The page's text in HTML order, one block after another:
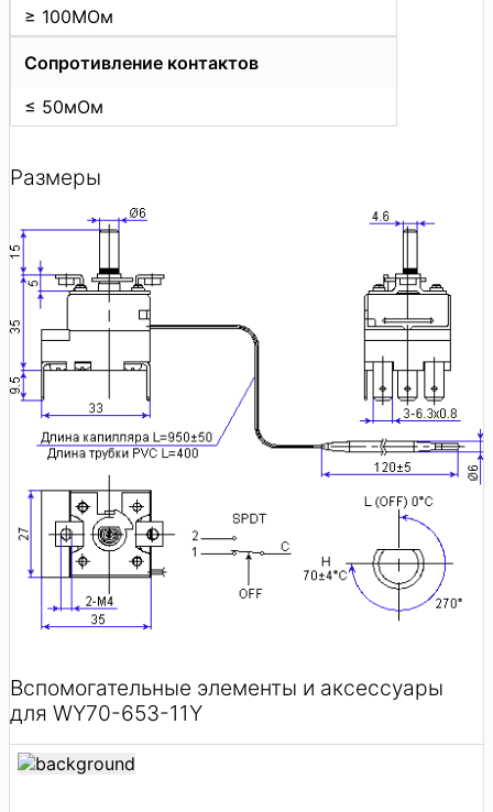
≥ 100МОм
Сопротивление контактов
≤ 50мОм
Размеры
Вспомогательные элементы и аксессуары
для WY70-653-11Y